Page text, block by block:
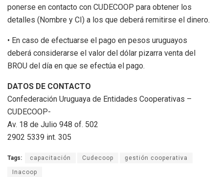
ponerse en contacto con CUDECOOP para obtener los
detalles (Nombre y CI) a los que deberá remitirse el dinero.
• En caso de efectuarse el pago en pesos uruguayos
deberá considerarse el valor del dólar pizarra venta del
BROU del día en que se efectúa el pago.
DATOS DE CONTACTO
Confederación Uruguaya de Entidades Cooperativas –
CUDECOOP-
Av. 18 de Julio 948 of. 502
2902 5339 int. 305
Tags: capacitación Cudecoop gestión cooperativa
Inacoop